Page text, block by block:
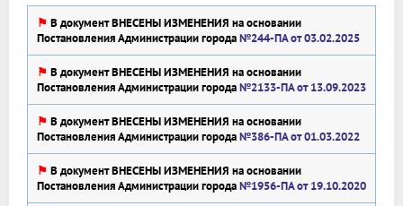
⚑ В документ ВНЕСЕНЫ ИЗМЕНЕНИЯ на основании
Постановления Администрации города№244-ПА от 03.02.2025
⚑ В документ ВНЕСЕНЫ ИЗМЕНЕНИЯ на основании
Постановления Администрации города№2133-ПА от 13.09.2023
⚑ В документ ВНЕСЕНЫ ИЗМЕНЕНИЯ на основании
Постановления Администрации города№386-ПА от 01.03.2022
⚑ В документ ВНЕСЕНЫ ИЗМЕНЕНИЯ на основании
Постановления Администрации города№1956-ПА от 19.10.2020